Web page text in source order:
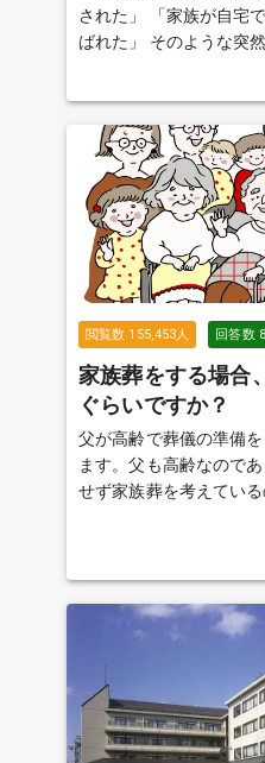
された」 「家族が自宅
ばれた」 そのような突然の事態にどのよう
に対応したらいいのか
れや費用などについて
を見る
閲覧数 155,453人 回答数
家族葬をする場合
ぐらいですか？
父が高齢で葬儀の準備
ます。父も高齢なので
せず家族葬を考えてい
い何名ぐらいが一般的な